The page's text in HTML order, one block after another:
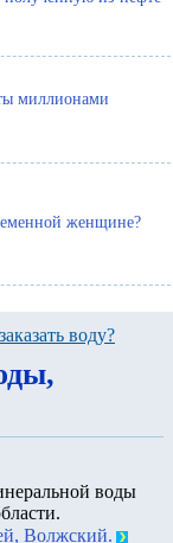
миллионами
женщине?
воду?
воды
Волжский.